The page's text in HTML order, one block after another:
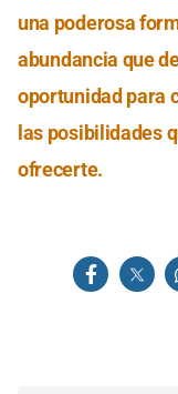
una poderosa
abundancia que
oportunidad para
las posibilidades
ofrecerte.